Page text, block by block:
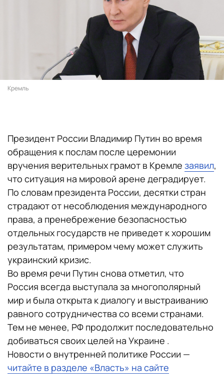
Кремль
Президент России Владимир Путин во время
обращения к послам после церемонии
вручения верительных грамот в Кремле заявил,
что ситуация на мировой арене деградирует.
По словам президента России, десятки стран
страдают от несоблюдения международного
права, а пренебрежение безопасностью
отдельных государств не приведет к хорошим
результатам, примером чему может служить
украинский кризис.
Во время речи Путин снова отметил, что
Россия всегда выступала за многополярный
мир и была открыта к диалогу и выстраиванию
равного сотрудничества со всеми странами.
Тем не менее, РФ продолжит последовательно
добиваться своих целей на Украине .
Новости о внутренней политике России —
читайте в разделе «Власть» на сайте